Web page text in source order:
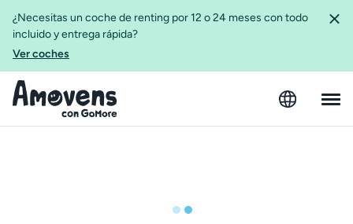
¿Necesitas un coche de renting por 12 o 24 meses con todo
incluido y entrega rápida?
Ver coches